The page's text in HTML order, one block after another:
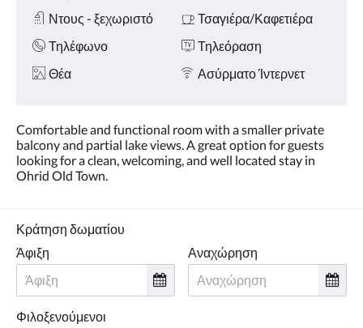
Ντους - ξεχωριστό
Τσαγιέρα/Καφετιέρα
Τηλέφωνο
Τηλεόραση
Θέα
Ασύρματο Ίντερνετ
Comfortable and functional room with a smaller private
balcony and partial lake views. A great option for guests
looking for a clean, welcoming, and well located stay in
Ohrid Old Town.
Κράτηση δωματίου
Άφιξη
Αναχώρηση
Φιλοξενούμενοι